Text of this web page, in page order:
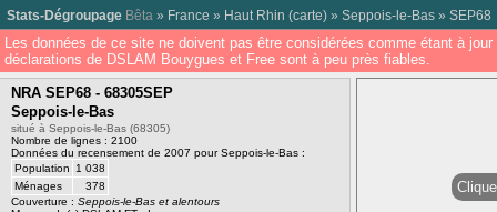
Stats-Dégroupage Bêta » France » Haut Rhin (carte) » Seppois-le-Bas » SEP68
Les données de ce site ne doivent pas être considérées comme étant à
déclarations de DSLAM Bouygues et Free sont à peu près fiables.
NRA SEP68 - 68305SEP
Seppois-le-Bas
situé à Seppois-le-Bas (68305)
Nombre de lignes : 2100
Données du recensement de 2007 pour Seppois-le-Bas :
Population
1 038
Ménages
378
Couverture : Seppois-le-Bas et alentours